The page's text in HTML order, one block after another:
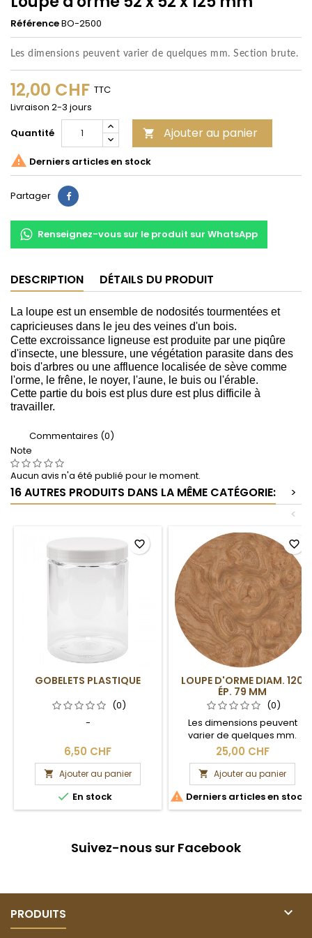
RéférenceBO-2500
Les dimensions peuvent varier de quelques mm. Section brute.
12,00 CHF TTC
Livraison 2-3 jours
Quantité
 Ajouter au panier
 Derniers articles en stock
Partager Partager
Renseignez-vous sur le produit sur WhatsApp
DESCRIPTION DÉTAILS DU PRODUIT
La loupe est un ensemble de nodosités tourmentées et
capricieuses dans le jeu des veines d'un bois.
Cette excroissance ligneuse est produite par une piqûre
d'insecte, une blessure, une végétation parasite dans des
bois d'arbres ou une affluence localisée de sève comme
l'orme, le frêne, le noyer, l'aune, le buis ou l'érable.
Cette partie du bois est plus dure est plus difficile à
travailler.
Commentaires (0)
Note
Aucun avis n'a été publié pour le moment.
16 AUTRES PRODUITS DANS LA MÊME CATÉGORIE:
>
<
GOBELETS PLASTIQUE
(0)
-
6,50 CHF
 Ajouter au panier
 En stock
favorite_border
LOUPE D'ORME DIAM. 120
ÉP. 79 MM
(0)
Les dimensions peuvent
varier de quelques mm.
Section brute.
25,00 CHF
 Ajouter au panier
 Derniers articles en stock
favorite_border
Suivez-nous sur Facebook
PRODUITS 